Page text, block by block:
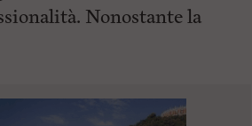
Nonostante la